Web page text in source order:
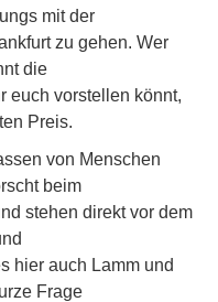
mit der
zu gehen. Wer
die
euch vorstellen könnt,
Preis.
von Menschen
beim
stehen direkt vor dem
hier auch Lamm und
Frage